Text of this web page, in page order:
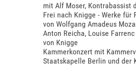
mit Alf Moser, Kontrabassist
Frei nach Knigge - Werke für
von Wolfgang Amadeus
Anton Reicha, Louise
von Knigge
Kammerkonzert mit
Staatskapelle Berlin und der